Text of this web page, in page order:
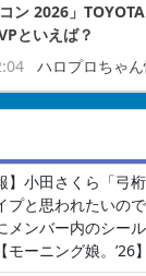
コン 2026」
といえば？
ハロプロちゃ
】小田さくら「弓
プと思われたいの
メンバー内のシー
モーニング娘。’26】